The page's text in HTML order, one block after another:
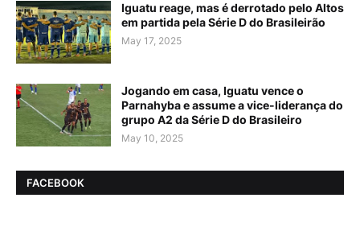
Iguatu reage, mas é derrotado pelo Altos
em partida pela Série D do Brasileirão
May 17, 2025
Jogando em casa, Iguatu vence o
Parnahyba e assume a vice-liderança do
grupo A2 da Série D do Brasileiro
May 10, 2025
FACEBOOK